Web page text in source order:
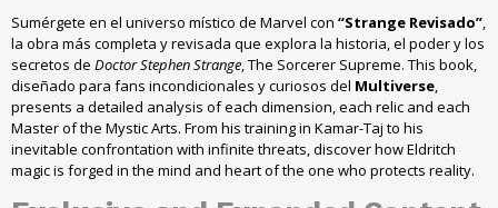
Sumérgete en el universo místico de Marvel con “Strange Revisado”,
la obra más completa y revisada que explora la historia, el poder y los
secretos de Doctor Stephen Strange, The Sorcerer Supreme. This book,
diseñado para fans incondicionales y curiosos del Multiverse,
presents a detailed analysis of each dimension, each relic and each
Master of the Mystic Arts. From his training in Kamar-Taj to his
inevitable confrontation with infinite threats, discover how Eldritch
magic is forged in the mind and heart of the one who protects reality.